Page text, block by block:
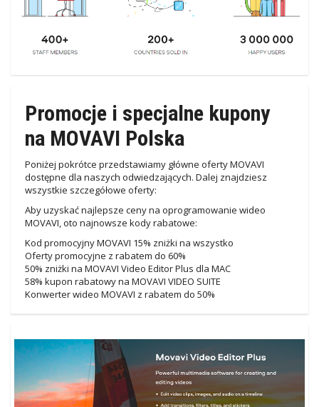
Promocje i specjalne kupony
na MOVAVI Polska
Poniżej pokrótce przedstawiamy główne oferty MOVAVI
dostępne dla naszych odwiedzających. Dalej znajdziesz
wszystkie szczegółowe oferty:
Aby uzyskać najlepsze ceny na oprogramowanie wideo
MOVAVI, oto najnowsze kody rabatowe:
Kod promocyjny MOVAVI 15% zniżki na wszystko
Oferty promocyjne z rabatem do 60%
50% zniżki na MOVAVI Video Editor Plus dla MAC
58% kupon rabatowy na MOVAVI VIDEO SUITE
Konwerter wideo MOVAVI z rabatem do 50%